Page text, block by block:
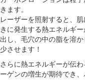
きます。
レーザーを照射すると、
きに発生する熱エネルギ
出し、毛穴の中の脂を溶
少させます！
さらに熱エネルギーが伝
ーゲンの増生が期待でき、